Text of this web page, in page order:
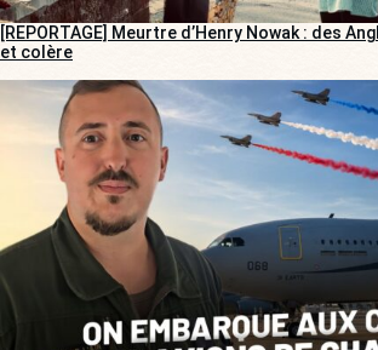
[REPORTAGE] Meurtre d’Henry Nowak : des
et colère